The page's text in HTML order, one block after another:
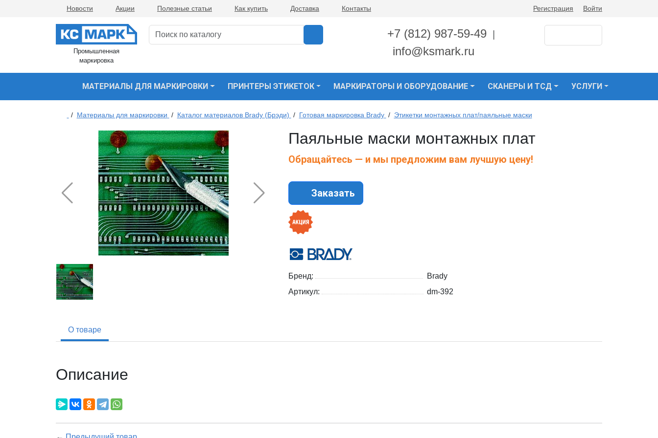
Новости Акции Полезные статьи Как купить Доставка Контакты Регистрация Войти
Промышленная
маркировка
+7 (812) 987-59-49
info@ksmark.ru
МАТЕРИАЛЫ ДЛЯ МАРКИРОВКИ ПРИНТЕРЫ ЭТИКЕТОК МАРКИРАТОРЫ И ОБОРУДОВАНИЕ СКАНЕРЫ И ТСД УСЛУГИ
/ Материалы для маркировки / Каталог материалов Brady (Брэди) / Готовая маркировка Brady / Этикетки монтажных плат/паяльные маски
Паяльные маски монтажных плат
Обращайтесь — и мы предложим вам лучшую цену!
Заказать
Бренд:
Brady
Артикул:
dm-392
О товаре
Описание